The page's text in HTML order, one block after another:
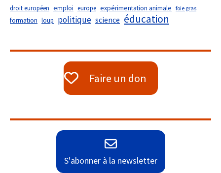
droit européen emploi europe expérimentation animale foie gras
formation loup politique science éducation
Faire un don
S'abonner à la newsletter